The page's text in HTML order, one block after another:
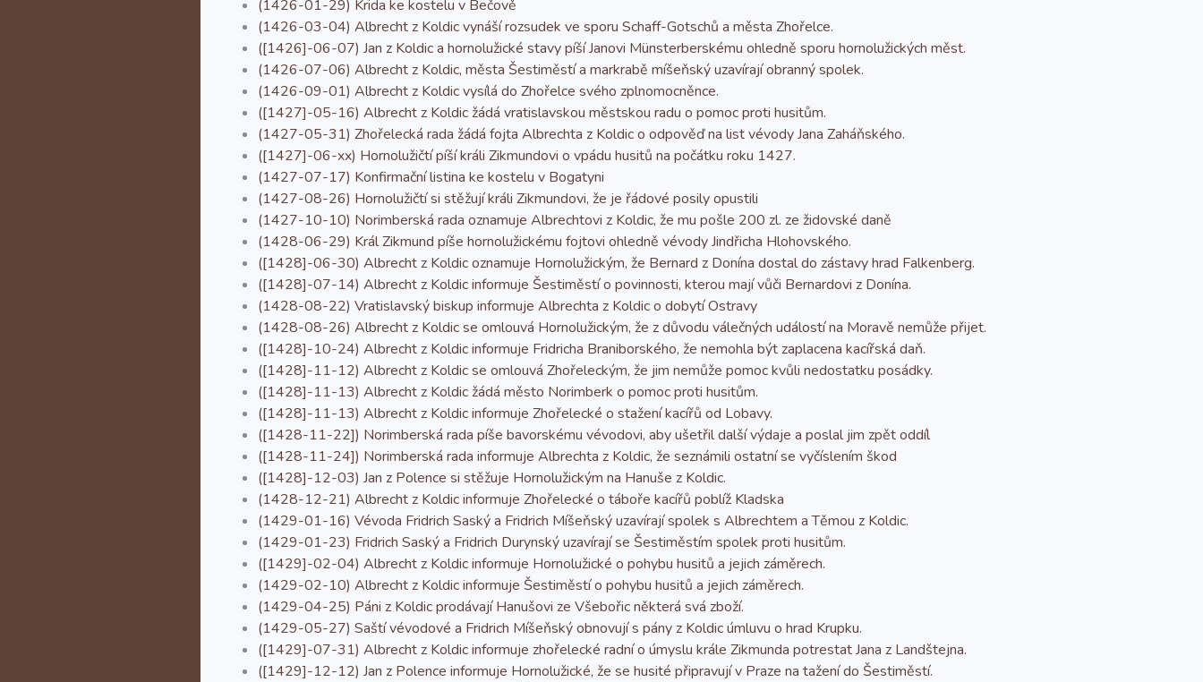
(1426-01-29) Krida ke kostelu v Bečově
(1426-03-04) Albrecht z Koldic vynáší rozsudek ve sporu Schaff-Gotschů a města Zhořelce.
([1426]-06-07) Jan z Koldic a hornolužické stavy píší Janovi Münsterberskému ohledně sporu hornolužických měst.
(1426-07-06) Albrecht z Koldic, města Šestiměstí a markrabě míšeňský uzavírají obranný spolek.
(1426-09-01) Albrecht z Koldic vysílá do Zhořelce svého zplnomocněnce.
([1427]-05-16) Albrecht z Koldic žádá vratislavskou městskou radu o pomoc proti husitům.
(1427-05-31) Zhořelecká rada žádá fojta Albrechta z Koldic o odpověď na list vévody Jana Zaháňského.
([1427]-06-xx) Hornolužičtí píší králi Zikmundovi o vpádu husitů na počátku roku 1427.
(1427-07-17) Konfirmační listina ke kostelu v Bogatyni
(1427-08-26) Hornolužičtí si stěžují králi Zikmundovi, že je řádové posily opustili
(1427-10-10) Norimberská rada oznamuje Albrechtovi z Koldic, že mu pošle 200 zl. ze židovské daně
(1428-06-29) Král Zikmund píše hornolužickému fojtovi ohledně vévody Jindřicha Hlohovského.
([1428]-06-30) Albrecht z Koldic oznamuje Hornolužickým, že Bernard z Donína dostal do zástavy hrad Falkenberg.
([1428]-07-14) Albrecht z Koldic informuje Šestiměstí o povinnosti, kterou mají vůči Bernardovi z Donína.
(1428-08-22) Vratislavský biskup informuje Albrechta z Koldic o dobytí Ostravy
(1428-08-26) Albrecht z Koldic se omlouvá Hornolužickým, že z důvodu válečných událostí na Moravě nemůže přijet.
([1428]-10-24) Albrecht z Koldic informuje Fridricha Braniborského, že nemohla být zaplacena kacířská daň.
([1428]-11-12) Albrecht z Koldic se omlouvá Zhořeleckým, že jim nemůže pomoc kvůli nedostatku posádky.
([1428]-11-13) Albrecht z Koldic žádá město Norimberk o pomoc proti husitům.
([1428]-11-13) Albrecht z Koldic informuje Zhořelecké o stažení kacířů od Lobavy.
([1428-11-22]) Norimberská rada píše bavorskému vévodovi, aby ušetřil další výdaje a poslal jim zpět oddíl
([1428-11-24]) Norimberská rada informuje Albrechta z Koldic, že seznámili ostatní se vyčíslením škod
([1428]-12-03) Jan z Polence si stěžuje Hornolužickým na Hanuše z Koldic.
(1428-12-21) Albrecht z Koldic informuje Zhořelecké o táboře kacířů poblíž Kladska
(1429-01-16) Vévoda Fridrich Saský a Fridrich Míšeňský uzavírají spolek s Albrechtem a Těmou z Koldic.
(1429-01-23) Fridrich Saský a Fridrich Durynský uzavírají se Šestiměstím spolek proti husitům.
([1429]-02-04) Albrecht z Koldic informuje Hornolužické o pohybu husitů a jejich záměrech.
(1429-02-10) Albrecht z Koldic informuje Šestiměstí o pohybu husitů a jejich záměrech.
(1429-04-25) Páni z Koldic prodávají Hanušovi ze Všebořic některá svá zboží.
(1429-05-27) Saští vévodové a Fridrich Míšeňský obnovují s pány z Koldic úmluvu o hrad Krupku.
([1429]-07-31) Albrecht z Koldic informuje zhořelecké radní o úmyslu krále Zikmunda potrestat Jana z Landštejna.
([1429]-12-12) Jan z Polence informuje Hornolužické, že se husité připravují v Praze na tažení do Šestiměstí.